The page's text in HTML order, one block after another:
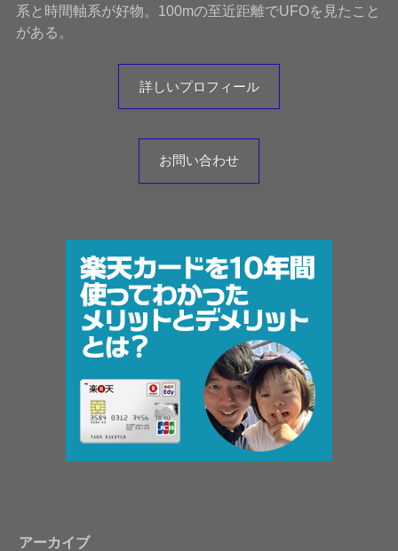
系と時間軸系が好物。100mの至近距離でUFOを見たこと
がある。
詳しいプロフィール
お問い合わせ
アーカイブ